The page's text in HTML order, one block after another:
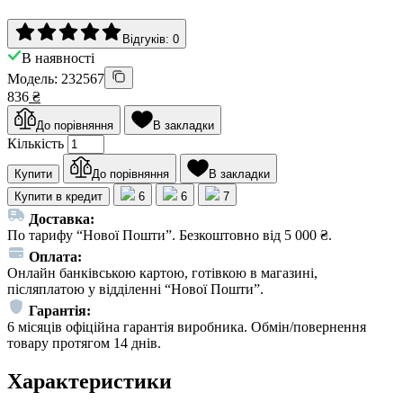
Відгуків: 0
В наявності
Модель: 232567
836 ₴
До порівняння В закладки
Кількість
Купити До порівняння
В закладки
Купити в кредит
6 6 7
Доставка:
По тарифу “Нової Пошти”. Безкоштовно від 5 000 ₴.
Оплата:
Онлайн банківською картою, готівкою в магазині,
післяплатою у відділенні “Нової Пошти”.
Гарантія:
6 місяців офіційна гарантія виробника. Обмін/повернення
товару протягом 14 днів.
Характеристики